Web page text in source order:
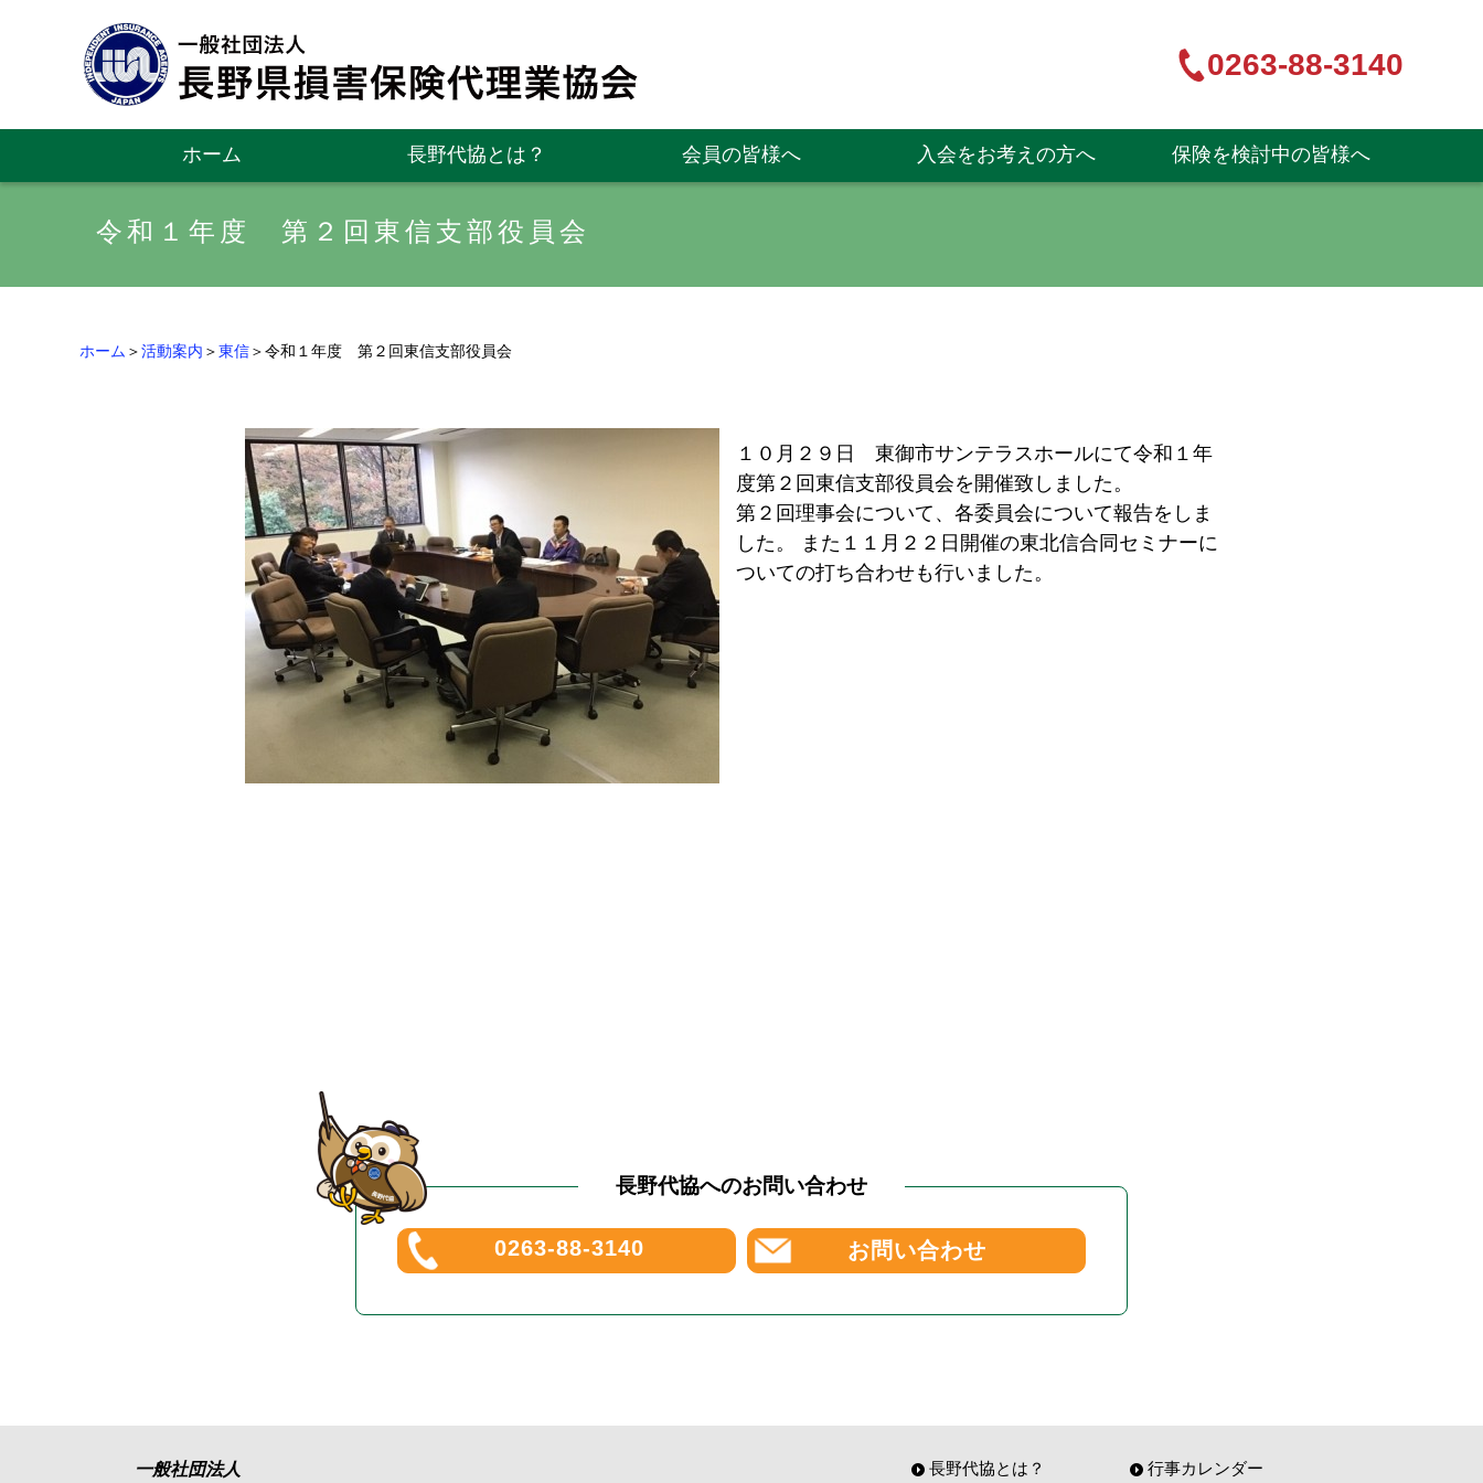
0263-88-3140
ホーム 長野代協とは？ 会員の皆様へ 入会をお考えの方へ 保険を検討中の皆様へ
令和１年度 第２回東信支部役員会
ホーム ＞活動案内 ＞東信＞令和１年度 第２回東信支部役員会
１０月２９日 東御市サンテラスホールにて令和１年
度第２回東信支部役員会を開催致しました。
第２回理事会について、各委員会について報告をしま
した。 また１１月２２日開催の東北信合同セミナーに
ついての打ち合わせも行いました。
0263-88-3140 お問い合わせ
長野代協へのお問い合わせ
一般社団法人 行事カレンダー
長野代協とは？